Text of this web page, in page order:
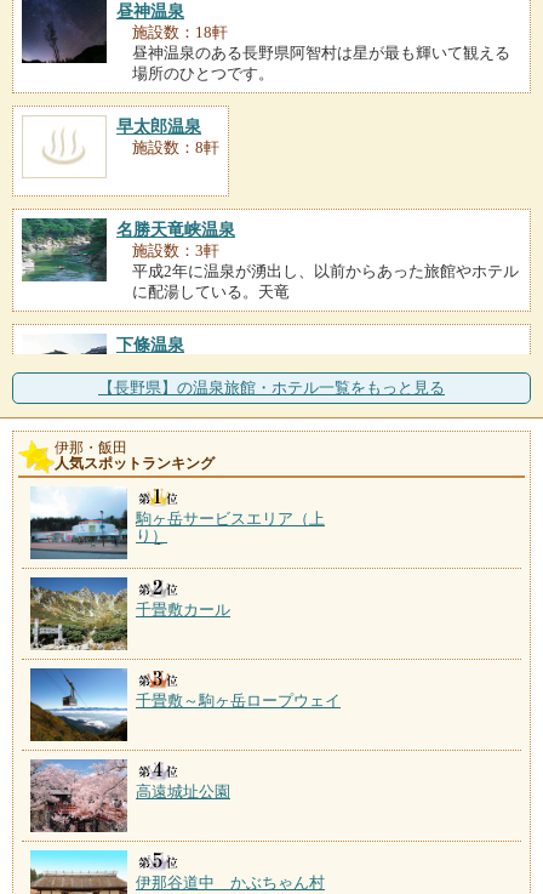
昼神温泉
施設数：18軒
昼神温泉のある長野県阿智村は星が最も輝いて観える
場所のひとつです。
早太郎温泉
施設数：8軒
名勝天竜峡温泉
施設数：3軒
平成2年に温泉が湧出し、以前からあった旅館やホテル
に配湯している。天竜
下條温泉
伊那谷と天竜川を望む山里に湧く温泉。「下條温泉静
かなお宿加賀美」には赤
天竜水神温泉
施設数：1軒
【長野県】の温泉旅館・ホテル一覧をもっと見る
伊那・飯田
人気スポットランキング
駒ヶ岳サービスエリア（上
り）
千畳敷カール
千畳敷～駒ヶ岳ロープウェイ
高遠城址公園
伊那谷道中 かぶちゃん村